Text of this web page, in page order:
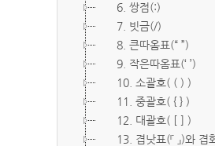
6. 쌍점(:)
7. 빗금(/)
8. 큰따옴표(“ ”)
9. 작은따옴표(‘ ’)
10. 소괄호( ( ) )
11. 중괄호( { } )
12. 대괄호( [ ] )
13. 겹낫표(『 』)와